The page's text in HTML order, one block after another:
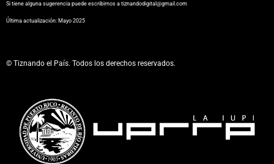
Si tiene alguna sugerencia puede escribirnos a tiznandodigital@gmail.com
​Última actualización: Mayo 2025
© Tiznando el País. Todos los derechos reservados.